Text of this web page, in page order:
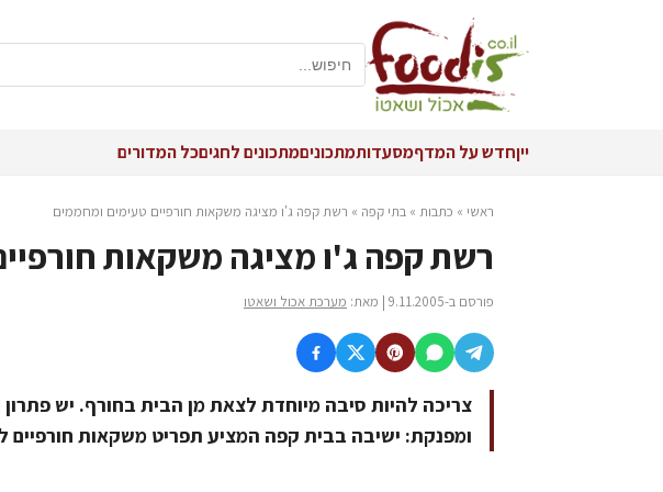
ייןחדש על המדףמסעדותמתכוניםמתכונים לחגיםכל המדורים
ראשי » כתבות » בתי קפה » רשת קפה ג'ו מציגה משקאות חורפיים טעימים ומחממים
רשת קפה ג'ו מציגה משקאות
פורסם ב-9.11.2005 | מאת: מערכת אכול ושאטו
צריכה להיות סיבה מיוחדת לצאת מן הבית בחורף. יש
ומפנקת: ישיבה בבית קפה המציע תפריט משקאות חורפיים